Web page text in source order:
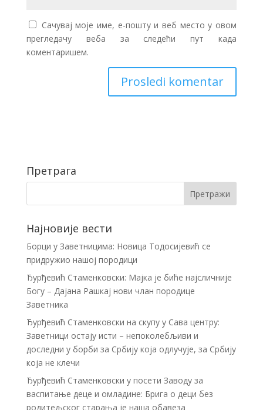
Сачувај моје име, е-пошту и веб место у овом
прегледачу веба за следећи пут када
коментаришем.
Претрага
Најновије вести
Борци у Заветницима: Новица Тодосијевић се
придружио нашој породици
Ђурђевић Стаменковски: Мајка је биће најсличније
Богу – Дајана Рашкај нови члан породице
Заветника
Ђурђевић Стаменковски на скупу у Сава центру:
Заветници остају исти – непоколебљиви и
доследни у борби за Србију која одлучује, за Србију
која не клечи
Ђурђевић Стаменковски у посети Заводу за
васпитање деце и омладине: Брига о деци без
родитељског старања је наша обавеза